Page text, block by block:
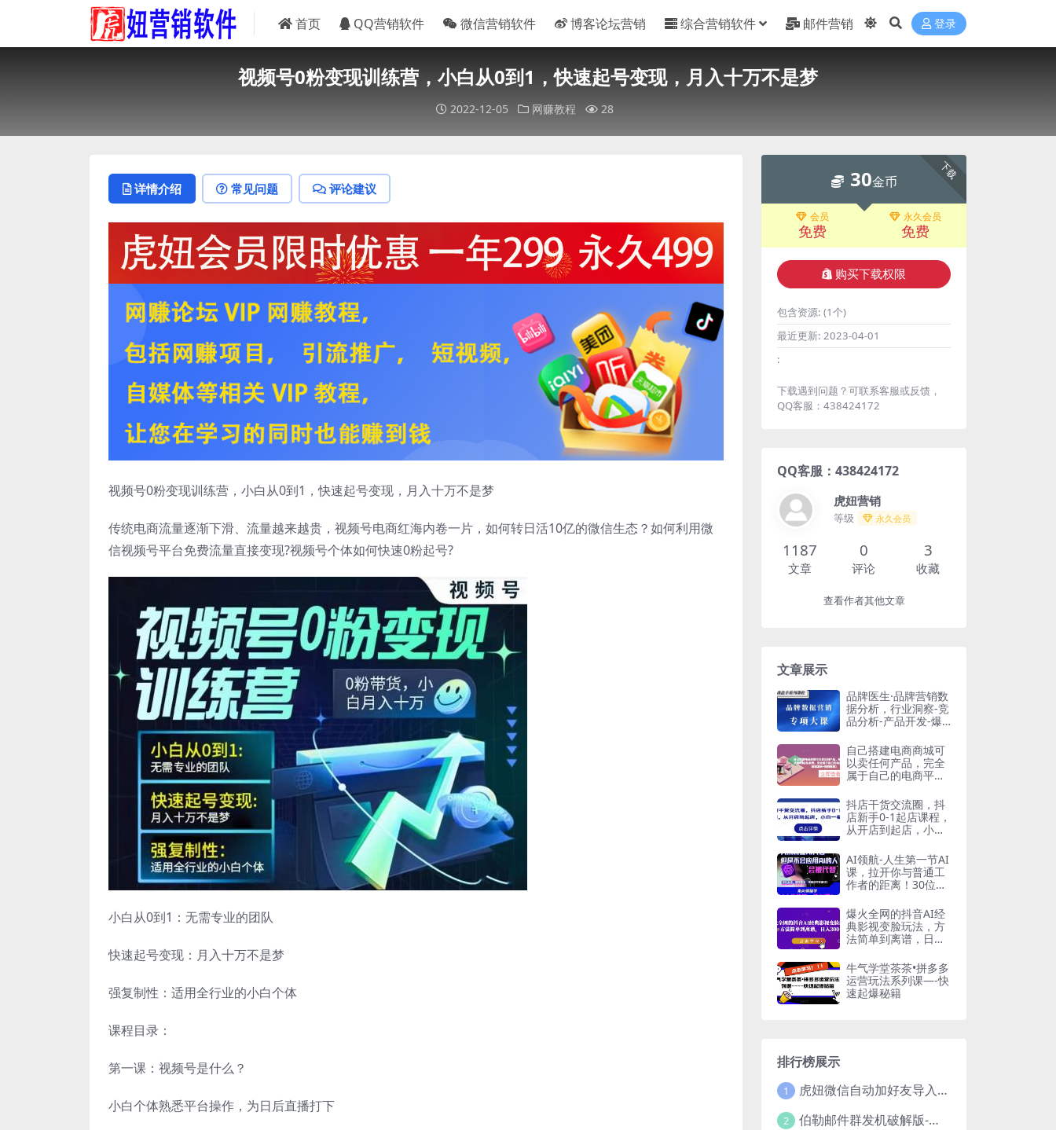
首页 QQ营销软件 微信营销软件 博客论坛营销 综合营销软件 邮件营销 登录
视频号0粉变现训练营，小白从0到1，快速起号变现，月入十万不是梦
2022-12-05 网赚教程 28
详情介绍 常见问题 评论建议
视频号0粉变现训练营，小白从0到1，快速起号变现，月入十万不是梦
传统电商流量逐渐下滑、流量越来越贵，视频号电商红海内卷一片，如何转日活10亿的微信生态？如何利用微
信视频号平台免费流量直接变现?视频号个体如何快速0粉起号?
小白从0到1：无需专业的团队
快速起号变现：月入十万不是梦
强复制性：适用全行业的小白个体
课程目录：
第一课：视频号是什么？
小白个体熟悉平台操作，为日后直播打下
下载
30金币
会员
免费
永久会员
免费
购买下载权限
包含资源: (1个)
最近更新: 2023-04-01
:
下载遇到问题？可联系客服或反馈，
QQ客服：438424172
QQ客服：438424172
虎妞营销
等级 永久会员
1187
文章
0
评论
3
收藏
查看作者其他文章
文章展示
品牌医生·品牌营销数
据分析，行业洞察-竞
品分析-产品开发-爆
自己搭建电商商城可
以卖任何产品，完全
属于自己的电商平台
频教程】
抖店干货交流圈，抖
店新手0-1起店课程，
从开店到起店，小白
AI领航-人生第一节AI
课，拉开你与普通工
作者的距离！30位AI
小时Al心得
爆火全网的抖音AI经
典影视变脸玩法，方
法简单到离谱，日入
牛气学堂茶茶•拼多多
运营玩法系列课—-快
速起爆秘籍
排行榜展示
1 虎妞微信自动加好友导入手机号码批量精准添加客户售营销软件微商工具
2 伯勒邮件群发机破解版-邮件群发，QQ邮件群发，邮件群发软件，伯乐邮件群发工具，邮件群发器